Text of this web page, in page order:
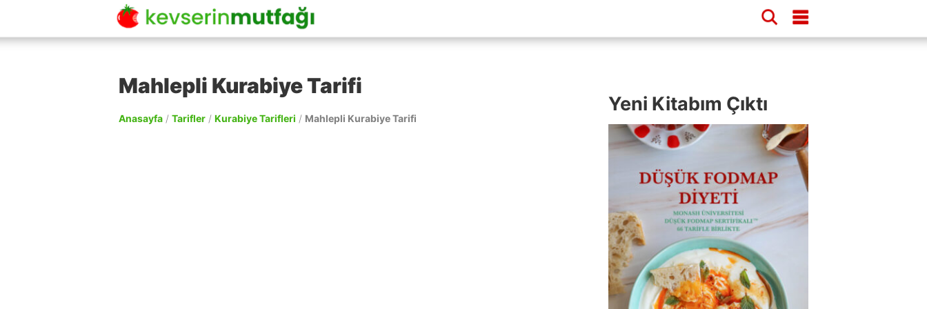
Mahlepli Kurabiye Tarifi
Anasayfa / Tarifler / Kurabiye Tarifleri / Mahlepli Kurabiye Tarifi
Yeni Kitabım Çıktı